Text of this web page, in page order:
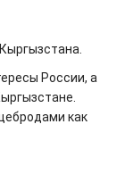
России, а
как